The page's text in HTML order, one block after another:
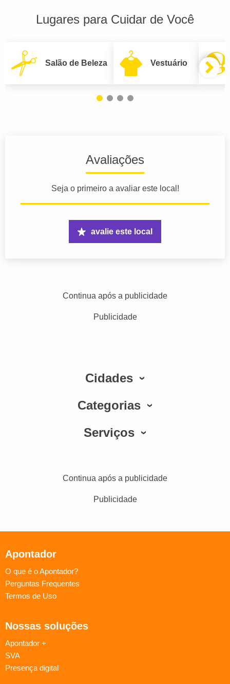
Lugares para Cuidar de Você
Salão de Beleza Vestuário
Avaliações
Seja o primeiro a avaliar este local!
avalie este local
Continua após a publicidade
Publicidade
Cidades
Categorias
Serviços
Continua após a publicidade
Publicidade
Apontador
O que é o Apontador?
Perguntas Frequentes
Termos de Uso
Nossas soluções
Apontador +
SVA
Presença digital